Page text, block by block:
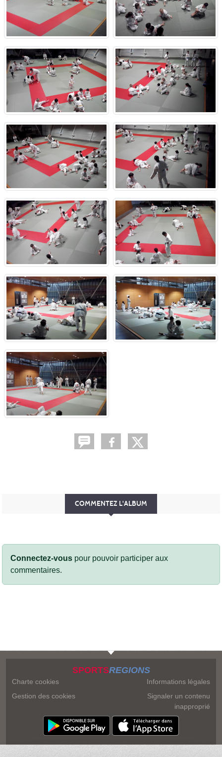
COMMENTEZ L'ALBUM
Connectez-vous pour pouvoir participer aux
commentaires.
SPORTSREGIONS
Charte cookies
Gestion des cookies
Informations légales
Signaler un contenu
inapproprié